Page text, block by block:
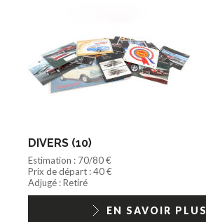
DIVERS (10)
Estimation : 70/80 €
Prix de départ : 40 €
Adjugé : Retiré
EN SAVOIR PLUS